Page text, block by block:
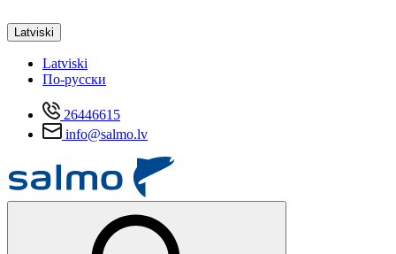
Latviski
Latviski
По-русски
26446615
info@salmo.lv